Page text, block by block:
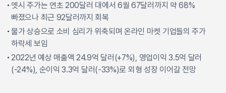
엣시 주가는 연초 200달러 대에서 6월 67달러까지 약 68%
빠졌으나 최근 92달러까지 회복
물가 상승으로 소비 심리가 위축되며 온라인 마켓 기업들의 주가
하락세 보임
2022년 예상 매출액 24.9억 달러(+7%), 영업이익 3.5억 달러
(-24%), 순이익 3.3억 달러(-33%)로 외형 성장 이어갈 전망